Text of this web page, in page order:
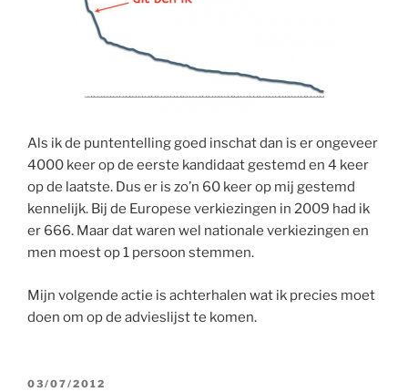
Als ik de puntentelling goed inschat dan is er ongeveer
4000 keer op de eerste kandidaat gestemd en 4 keer
op de laatste. Dus er is zo’n 60 keer op mij gestemd
kennelijk. Bij de Europese verkiezingen in 2009 had ik
er 666. Maar dat waren wel nationale verkiezingen en
men moest op 1 persoon stemmen.
Mijn volgende actie is achterhalen wat ik precies moet
doen om op de advieslijst te komen.
GEPLAATST
03/07/2012